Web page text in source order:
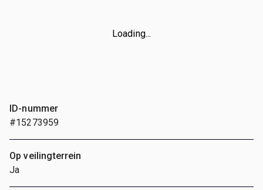
Loading...
ID-nummer
#15273959
Op veilingterrein
Ja